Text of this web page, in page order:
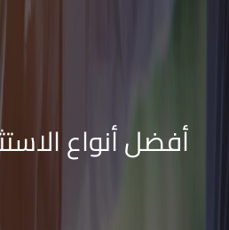
أفضل أنواع